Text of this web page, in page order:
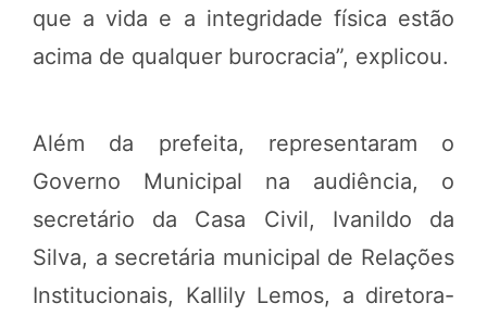
que a vida e a integridade física estão
acima de qualquer burocracia”, explicou.
Além da prefeita, representaram o
Governo Municipal na audiência, o
secretário da Casa Civil, Ivanildo da
Silva, a secretária municipal de Relações
Institucionais, Kallily Lemos, a diretora-